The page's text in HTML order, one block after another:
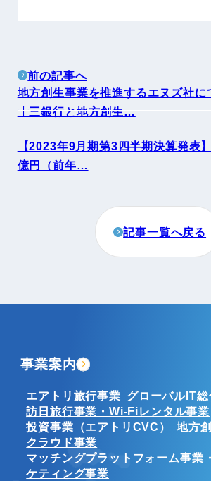
前の記事へ
地方創生事業を推進するエヌズ社に
十三銀行と地方創生…
【2023年9月期第3四半期決算発表
億円（前年…
記事一覧へ戻る
事業案内
エアトリ旅行事業 グローバルIT
訪日旅行事業・Wi-Fiレンタル事業
投資事業（エアトリCVC）
地方
クラウド事業
マッチングプラットフォーム事業
ケティング事業